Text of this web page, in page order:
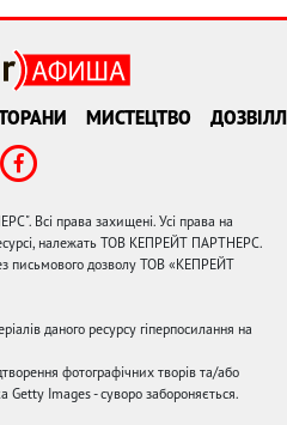
МИСТЕЦТВО
Всі права захищені. Усі права на
належать ТОВ КЕПРЕЙТ ПАРТНЕРС.
письмового дозволу ТОВ «КЕПРЕЙТ
даного ресурсу гіперпосилання на
фотографічних творів та/або
Getty Images - суворо забороняється.